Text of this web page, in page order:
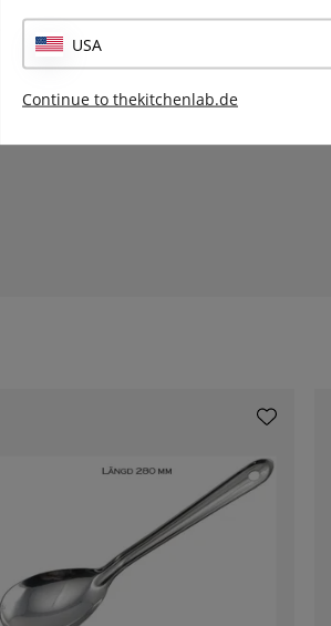
E631-1
USA
Continue to thekitchenlab.de